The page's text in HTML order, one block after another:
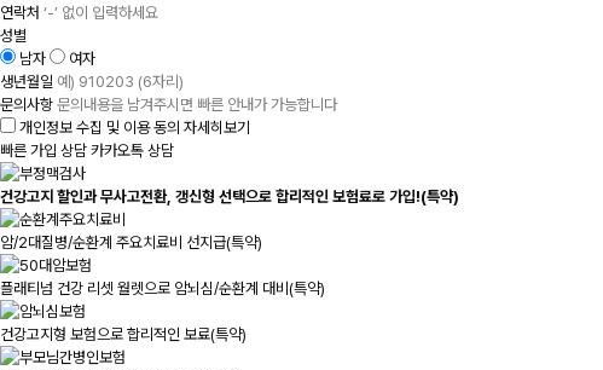
연락처
성별
남자
여자
생년월일
문의사항
개인정보 수집 및 이용 동의 자세히보기
빠른 가입 상담 카카오톡 상담
건강고지 할인과 무사고전환, 갱신형 선택으로 합리적인 보험료로 가입!(특약)
암/2대질병/순환계 주요치료비 선지급(특약)
플래티넘 건강 리셋 월렛으로 암뇌심/순환계 대비(특약)
건강고지형 보험으로 합리적인 보료(특약)